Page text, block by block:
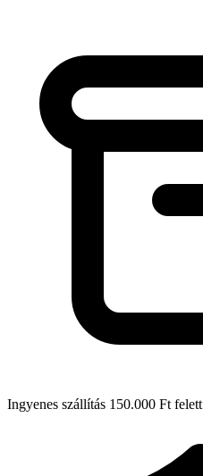
Ingyenes szállítás 150.000 Ft felett